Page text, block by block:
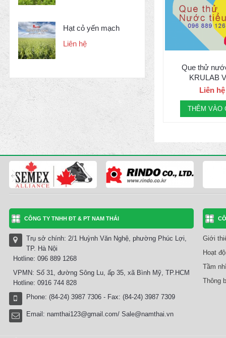
Hạt cỏ yến mạch
Liên hệ
Que thử
KRULAB
Liên hệ
THÊM VÀO
CÔNG TY TNHH ĐT & PT NAM THÁI
Trụ sở chính: 2/1 Huỳnh Văn Nghệ, phường Phúc Lợi,
TP. Hà Nội
Hotline: 096 889 1268
VPMN: Số 31, đường Sông Lu, ấp 35, xã Bình Mỹ, TP.HCM
Hotline: 0916 744 828
Phone: (84-24) 3987 7306 - Fax: (84-24) 3987 7309
Email: namthai123@gmail.com/ Sale@namthai.vn
Giới
Hoạt
Tầm
Thông